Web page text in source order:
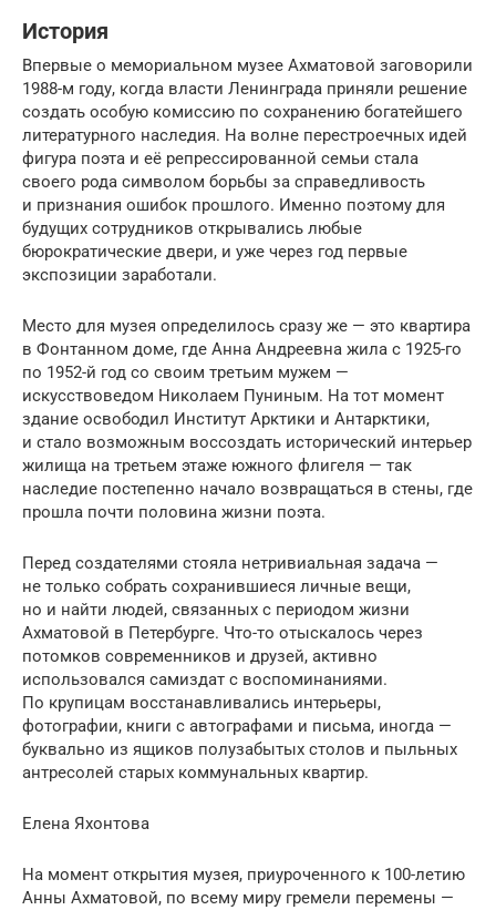
История
Впервые о мемориальном музее Ахматовой заговорили
1988-м году, когда власти Ленинграда приняли решение
создать особую комиссию по сохранению богатейшего
литературного наследия. На волне перестроечных идей
фигура поэта и её репрессированной семьи стала
своего рода символом борьбы за справедливость
и признания ошибок прошлого. Именно поэтому для
будущих сотрудников открывались любые
бюрократические двери, и уже через год первые
экспозиции заработали.
Место для музея определилось сразу же — это квартира
в Фонтанном доме, где Анна Андреевна жила с 1925-го
по 1952-й год со своим третьим мужем —
искусствоведом Николаем Пуниным. На тот момент
здание освободил Институт Арктики и Антарктики,
и стало возможным воссоздать исторический интерьер
жилища на третьем этаже южного флигеля — так
наследие постепенно начало возвращаться в стены, где
прошла почти половина жизни поэта.
Перед создателями стояла нетривиальная задача —
не только собрать сохранившиеся личные вещи,
но и найти людей, связанных с периодом жизни
Ахматовой в Петербурге. Что-то отыскалось через
потомков современников и друзей, активно
использовался самиздат с воспоминаниями.
По крупицам восстанавливались интерьеры,
фотографии, книги с автографами и письма, иногда —
буквально из ящиков полузабытых столов и пыльных
антресолей старых коммунальных квартир.
Елена Яхонтова
На момент открытия музея, приуроченного к 100-летию
Анны Ахматовой, по всему миру гремели перемены —